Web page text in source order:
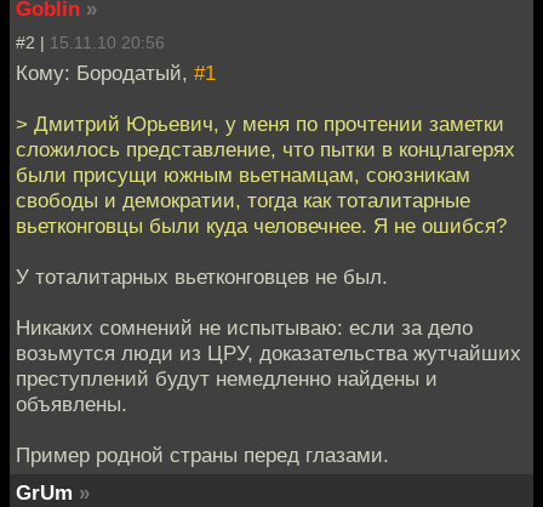
Goblin »
#2 | 15.11.10 20:56
Кому: Бородатый, #1
> Дмитрий Юрьевич, у меня по прочтении заметки
сложилось представление, что пытки в концлагерях
были присущи южным вьетнамцам, союзникам
свободы и демократии, тогда как тоталитарные
вьетконговцы были куда человечнее. Я не ошибся?
У тоталитарных вьетконговцев не был.
Никаких сомнений не испытываю: если за дело
возьмутся люди из ЦРУ, доказательства жутчайших
преступлений будут немедленно найдены и
объявлены.
Пример родной страны перед глазами.
GrUm »